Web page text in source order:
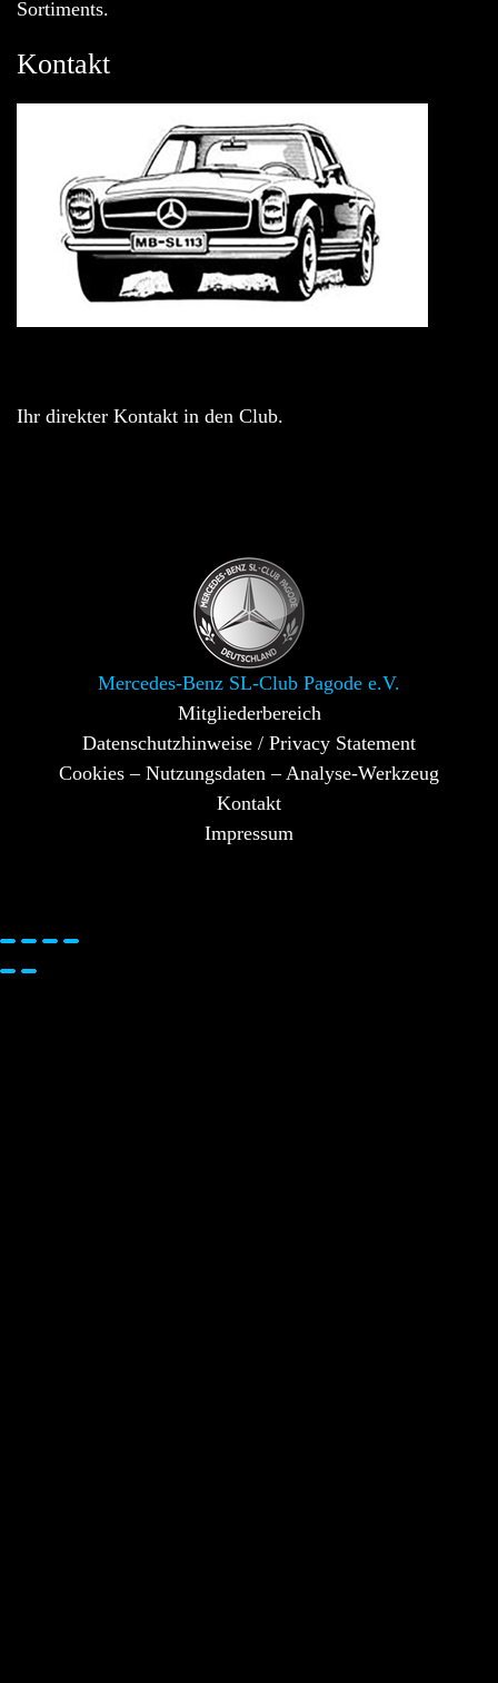
Sortiments.
Kontakt
Ihr direkter Kontakt in den Club.
Mercedes-Benz SL-Club Pagode e.V.
Mitgliederbereich
Datenschutzhinweise / Privacy Statement
Cookies – Nutzungsdaten – Analyse-Werkzeug
Kontakt
Impressum